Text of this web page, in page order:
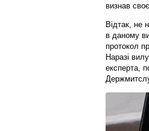
визнав
Відтак, не
в даному
протокол
Наразі
експерта,